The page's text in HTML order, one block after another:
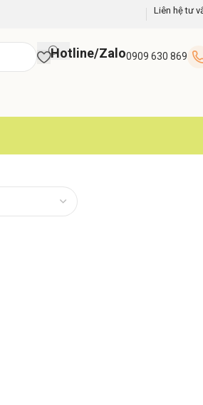
Liên hệ tư
Hotline/Zalo0909 630 869